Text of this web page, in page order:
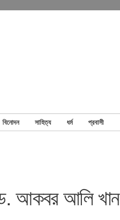
বিনোদন সাহিত্য ধর্ম প্রবাসী
আকবর আলি খান